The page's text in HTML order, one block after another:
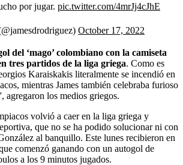
por jugar. pic.twitter.com/4mrJj4cJhE
October 17, 2022
del ‘mago’ colombiano con la camiseta
tres partidos de la liga griega. Como es
Karaiskakis literalmente se incendió en
mientras James también celebraba furioso
agregaron los medios griegos.
volvió a caer en la liga griega y
que no se ha podido solucionar ni con
al banquillo. Este lunes recibieron en
comenzó ganando con un autogol de
a los 9 minutos jugados.